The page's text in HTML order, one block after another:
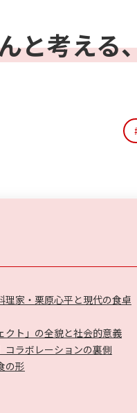
と考える
理家・栗原心平と現代の食卓
クト」の全貌と社会的意義
ラボレーションの裏側
の形